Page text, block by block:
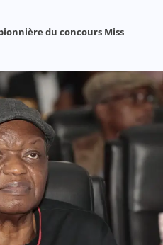
du concours Miss